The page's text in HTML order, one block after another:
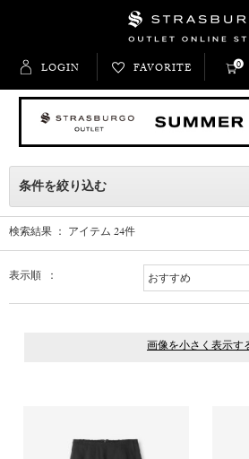
LOGIN FAVORITE 0
条件を絞り込む
検索結果 ： アイテム 24件
表示順 ：